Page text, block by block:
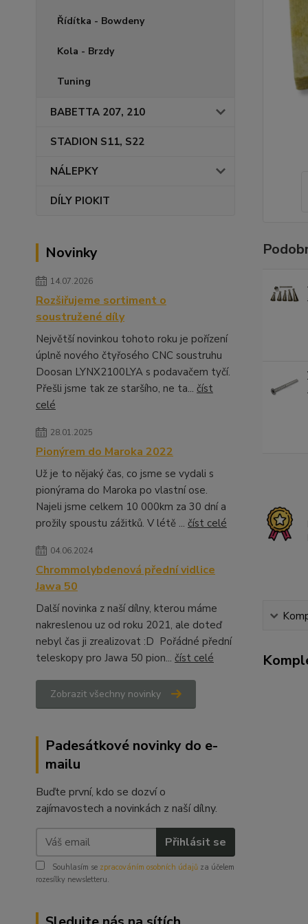
Řídítka - Bowdeny
Kola - Brzdy
Tuning
BABETTA 207, 210
STADION S11, S22
NÁLEPKY
DÍLY PIOKIT
Novinky
14.07.2026
Rozšiřujeme sortiment o
soustružené díly
Největší novinkou tohoto roku je pořízení
úplně nového čtyřosého CNC soustruhu
Doosan LYNX2100LYA s podavačem tyčí.
Přešli jsme tak ze staršího, ne ta... číst
celé
28.01.2025
Pionýrem do Maroka 2022
Už je to nějaký čas, co jsme se vydali s
pionýrama do Maroka po vlastní ose.
Najeli jsme celkem 10 000km za 30 dní a
prožily spoustu zážitků. V létě ... číst celé
04.06.2024
Chrommolybdenová přední vidlice
Jawa 50
Další novinka z naší dílny, kterou máme
nakreslenou uz od roku 2021, ale doteď
nebyl čas ji zrealizovat :D Pořádné přední
teleskopy pro Jawa 50 pion... číst celé
Zobrazit všechny novinky
Padesátkové novinky do e-
mailu
Buďte první, kdo se dozví o
zajímavostech a novinkách z naší dílny.
Přihlásit se
Souhlasím se zpracováním osobních údajů za účelem
rozesílky newsletteru.